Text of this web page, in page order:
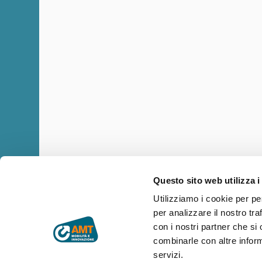
Questo sito web utilizza i
Utilizziamo i cookie per
per analizzare il nostro
con i nostri partner che si
combinarle con altre
servizi.
Copyright © AMT Azienda Mobilità e Trasporti S.p.A.
Sede legale: via Montaldo 2, 16137 Genova
Codice fiscale, P.IVA e n° iscrizione Registro Imprese di Genova
Capitale sociale € 29.521.464,00 i.v.
amt.spa@amt.genova.it